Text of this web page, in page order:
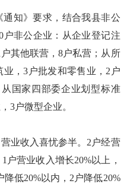
知》要求，结合我县非公
非公企业：从企业登记注
其他联营，8户私营；从所
，3户批发和零售业，2户
国家四部委企业划型标准
3户微型企业。
业收入喜忧参半。2户经营
户营业收入增长20%以上，
低20%以内，2户降低20%